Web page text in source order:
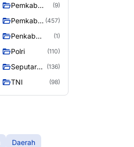
Pemkab
murung raya
(9)
Pemkab
Raya
(457)
Penkab
Murung raya
(1)
Polri (110)
Seputar
Seasen 2
(136)
TNI (98)
Daerah